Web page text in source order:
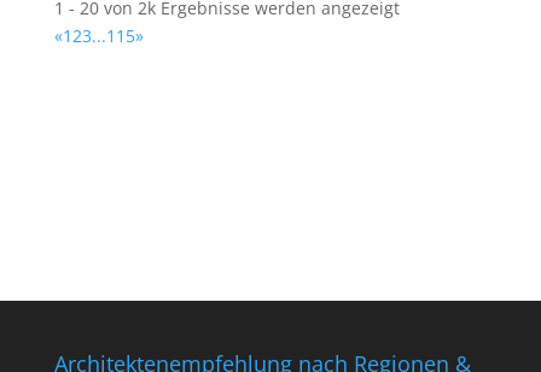
1 - 20 von 2k Ergebnisse werden angezeigt
«123...115»
Architektenempfehlung nach Regionen &